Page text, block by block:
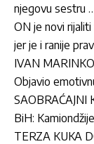
njegovu sestru
ON je novi
jer je i ranije
IVAN
Objavio
SAOBRAĆAJNI
BiH:
TERZA KUKA